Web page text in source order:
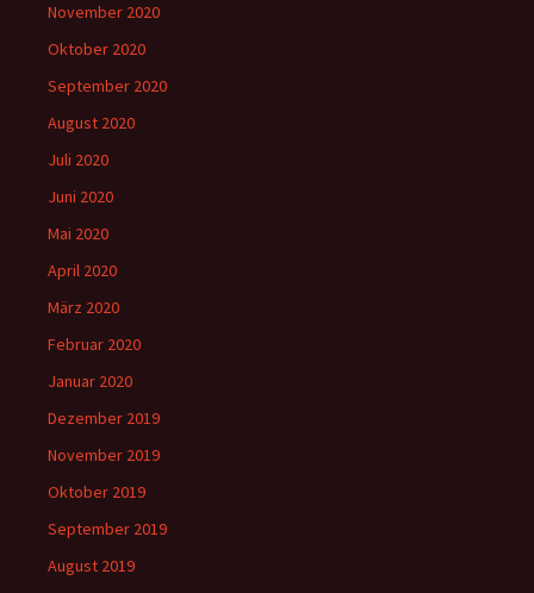
November 2020
Oktober 2020
September 2020
August 2020
Juli 2020
Juni 2020
Mai 2020
April 2020
März 2020
Februar 2020
Januar 2020
Dezember 2019
November 2019
Oktober 2019
September 2019
August 2019